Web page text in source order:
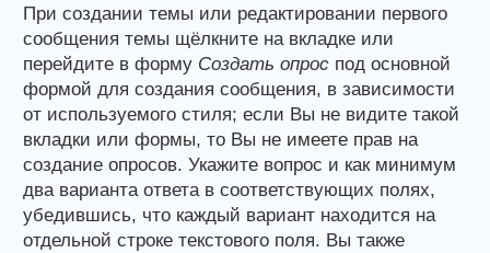
При создании темы или редактировании первого
сообщения темы щёлкните на вкладке или
перейдите в форму Создать опрос под основной
формой для создания сообщения, в зависимости
от используемого стиля; если Вы не видите такой
вкладки или формы, то Вы не имеете прав на
создание опросов. Укажите вопрос и как минимум
два варианта ответа в соответствующих полях,
убедившись, что каждый вариант находится на
отдельной строке текстового поля. Вы также